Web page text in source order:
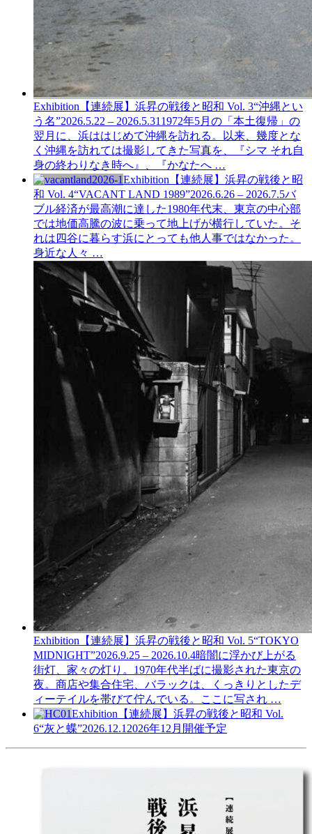
Exhibition 【連続展】浜昇の戦後と昭和 Vol. 3“沖縄とい
う名”2026.5.22 – 2026.5.31 1972年5月の「本土復帰」の
翌月に、浜ははじめて沖縄を訪れる。以来、幾度とな
く沖縄を訪れては撮影してきた写真を、『シマ それ自
身の終わりなき時へ』、『かなたへ …
Exhibition 【連続展】浜昇の戦後と昭
和 Vol. 4“VACANT LAND 1989”2026.6.26 – 2026.7.5バ
ブル経済が最高潮に達した1980年代末、東京の中心部
では地価高騰の波に乗って地上げが横行していた。そ
れは四谷に暮らす浜にとっても他人事ではなかった。
身近な人々 …
Exhibition 【連続展】浜昇の戦後と昭和 Vol. 5“TOKYO
MIDNIGHT”2026.9.25 – 2026.10.4暗闇に浮かび上がる
街灯、家々の灯り。1970年代半ばに撮影された東京の
夜。商店や集合住宅、バラックは、くっきりとしたデ
ィーテイルを帯びて佇んでいる。ここに写され …
Exhibition 【連続展】浜昇の戦後と昭和 Vol.
6“灰と蝶”2026.12.1 2026年12月開催予定